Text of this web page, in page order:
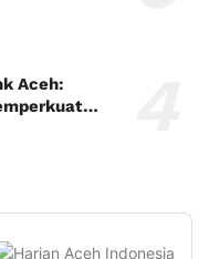
Aceh: